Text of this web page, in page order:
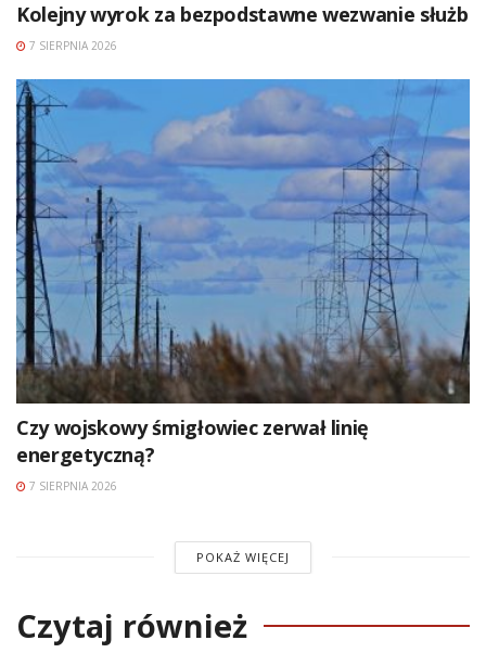
Kolejny wyrok za bezpodstawne wezwanie służb
7 SIERPNIA 2026
Czy wojskowy śmigłowiec zerwał linię
energetyczną?
7 SIERPNIA 2026
POKAŻ WIĘCEJ
Czytaj również